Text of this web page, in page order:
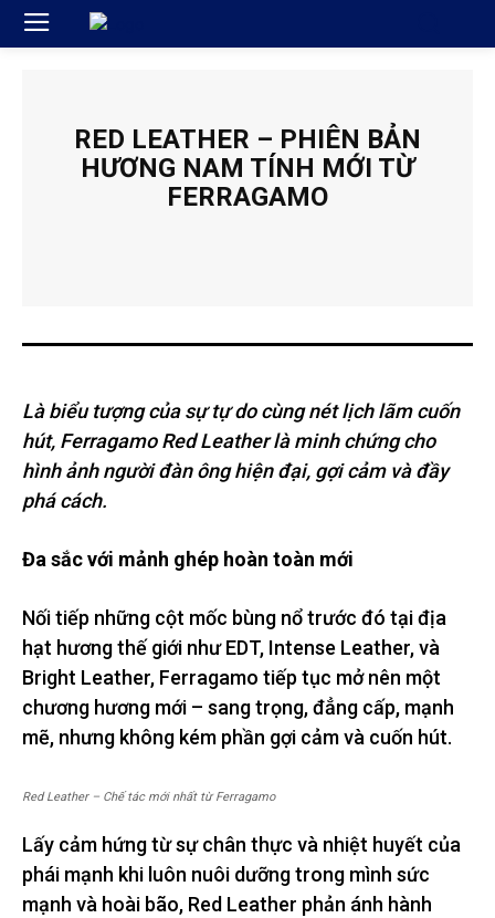
RED LEATHER – PHIÊN BẢN
HƯƠNG NAM TÍNH MỚI TỪ
FERRAGAMO
Là biểu tượng của sự tự do cùng nét lịch lãm cuốn
hút, Ferragamo Red Leather là minh chứng cho
hình ảnh người đàn ông hiện đại, gợi cảm và đầy
phá cách.
Đa sắc với mảnh ghép hoàn toàn mới
Nối tiếp những cột mốc bùng nổ trước đó tại địa
hạt hương thế giới như EDT, Intense Leather, và
Bright Leather, Ferragamo tiếp tục mở nên một
chương hương mới – sang trọng, đẳng cấp, mạnh
mẽ, nhưng không kém phần gợi cảm và cuốn hút.
Red Leather – Chế tác mới nhất từ Ferragamo
Lấy cảm hứng từ sự chân thực và nhiệt huyết của
phái mạnh khi luôn nuôi dưỡng trong mình sức
mạnh và hoài bão, Red Leather phản ánh hành